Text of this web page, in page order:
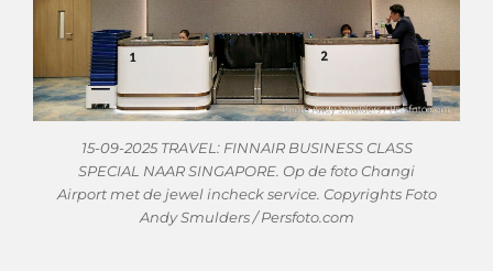
15-09-2025 TRAVEL: FINNAIR BUSINESS CLASS
SPECIAL NAAR SINGAPORE. Op de foto Changi
Airport met de jewel incheck service. Copyrights Foto
Andy Smulders / Persfoto.com